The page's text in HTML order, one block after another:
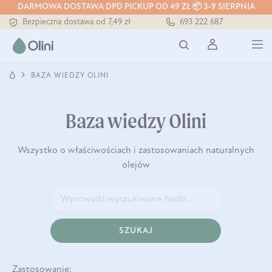
DARMOWA DOSTAWA DPD PICKUP OD 49 ZŁ 📦 3-9 SIERPNIA
Tłoczony zawsze na zimno
Bezpieczna dostawa od 7,49 zł
Tłoczony zawsze na zimno
693 222 687
BAZA WIEDZY OLINI
Baza wiedzy Olini
Wszystko o właściwościach i zastosowaniach naturalnych
olejów
SZUKAJ
Zastosowanie: